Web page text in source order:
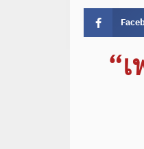
“